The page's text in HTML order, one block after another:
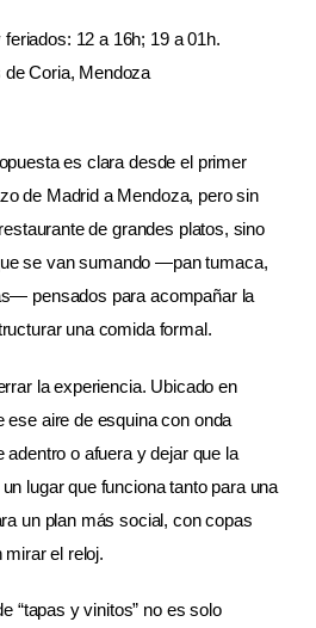
12 a 16h; 19 a 01h.
de Coria, Mendoza
es clara desde el primer
de Madrid a Mendoza, pero sin
de grandes platos, sino
se van sumando —pan tumaca,
pensados para acompañar la
una comida formal.
la experiencia. Ubicado en
ese aire de esquina con onda
adentro o afuera y dejar que la
lugar que funciona tanto para una
un plan más social, con copas
el reloj.
“tapas y vinitos” no es solo